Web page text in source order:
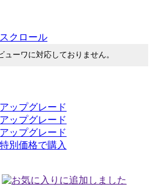
クロール
ューワに対応しておりません。